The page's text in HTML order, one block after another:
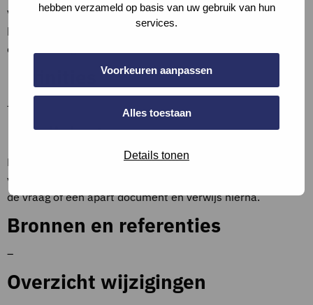
hebben verzameld op basis van uw gebruik van hun
services.
Voorkeuren aanpassen
Alles toestaan
Details tonen
Voor het verkrijgen van een GPR Certificaat is het van
belang dat er metingen gedaan zijn die aantonen dat aan
deze maatregel wordt voldaan.
–
Bewijslast
Een ventilatie capaciteit berekening is verplicht om te
voldoen aan deze maatregel. Voeg deze bij de bijlages bij
de vraag of een apart document en verwijs hierna.
Bronnen en referenties
–
Overzicht wijzigingen